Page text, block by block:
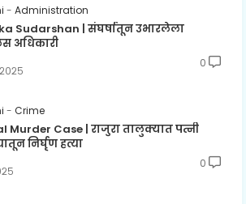
Administration
Sudarshan | संघर्षातून उभारलेला
अधिकारी
0
Crime
Murder Case | राजुरा तालुक्यात पत्नी
निर्घृण हत्या
0